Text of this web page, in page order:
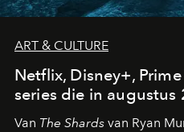
ART & CULTURE
Netflix, Disney+,
series die in augustus
Van The Shards van Ryan